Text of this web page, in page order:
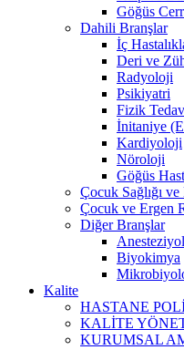
Göğüs
Dahili Branşlar
İç
Deri ve
Radyoloji
Psikiyatri
Fizik
İnitaniye
Kardiyoloji
Nöroloji
Göğüs
Çocuk Sağlığı ve
Çocuk ve Ergen
Diğer Branşlar
Biyokimya
Kalite
HASTANE
KALİTE
KURUMSAL